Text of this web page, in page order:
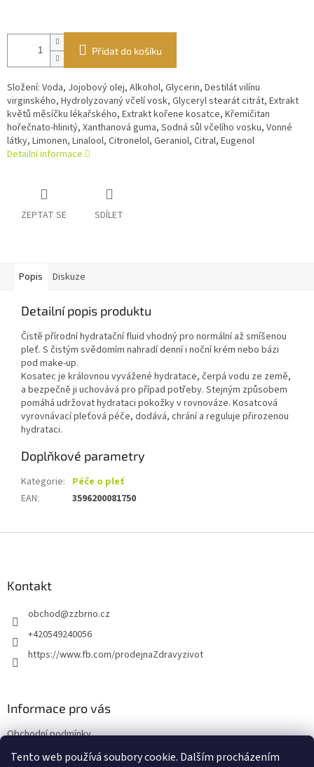
Tento web používá soubory cookie. Dalším procházením
Přidat do košíku
Složení: Voda, Jojobový olej, Alkohol, Glycerin, Destilát vilínu
virginského, Hydrolyzovaný včelí vosk, Glyceryl stearát citrát, Extrakt
květů měsíčku lékařského, Extrakt kořene kosatce, Křemičitan
hořečnato-hlinitý, Xanthanová guma, Sodná sůl včelího vosku, Vonné
látky, Limonen, Linalool, Citronelol, Geraniol, Citral, Eugenol
Detailní informace
ZEPTAT SE SDÍLET
Popis Diskuze
Detailní popis produktu
Čistě přírodní hydratační fluid vhodný pro normální až smíšenou
pleť. S čistým svědomím nahradí denní i noční krém nebo bázi
pod make-up.
Kosatec je královnou vyvážené hydratace, čerpá vodu ze země,
a bezpečně ji uchovává pro případ potřeby. Stejným způsobem
pomáhá udržovat hydrataci pokožky v rovnováze. Kosatcová
vyrovnávací pleťová péče, dodává, chrání a reguluje přirozenou
hydrataci.
Doplňkové parametry
Kategorie: Péče o pleť
EAN: 3596200081750
Kontakt
obchod@zzbrno.cz
+420549240056
https://www.fb.com/prodejnaZdravyzivot
Informace pro vás
Obchodní podmínky
Podmínky ochrany osobních údajů